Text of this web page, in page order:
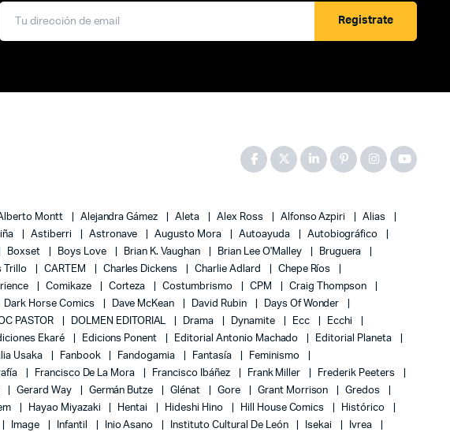
Registrate
Montt Alejandra Gámez Aleta Alex Ross Alfonso Azpiri
Alias
Astiberri Astronave Augusto Mora Autoayuda
Autobiográfico
Boxset Boys Love Brian K. Vaughan Brian Lee O'Malley
Bruguera
Trillo CARTEM Charles Dickens Charlie Adlard
Chepe Ríos
Comikaze Corteza Costumbrismo CPM
Craig Thompson
Dark Horse Comics Dave McKean David Rubin
Days Of Wonder
PASTOR DOLMEN EDITORIAL Drama Dynamite Ecc
Ecchi
Ekaré Edicions Ponent Editorial Antonio Machado
Editorial Planeta
Usaka Fanbook Fandogamia Fantasía
Feminismo
Francisco De La Mora Francisco Ibáñez Frank Miller
Frederik Peeters
Gerard Way Germán Butze Glénat Gore Grant Morrison
Gredos
Hayao Miyazaki Hentai Hideshi Hino Hill House Comics
Histórico
Image Infantil Inio Asano Instituto Cultural De León Isekai
Ivrea